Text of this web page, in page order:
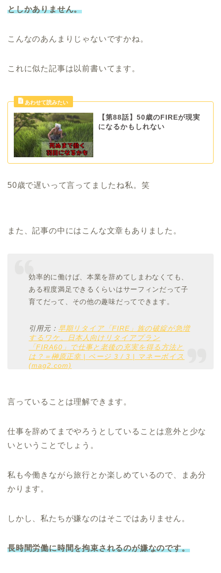
としかありません。
こんなのあんまりじゃないですかね。
これに似た記事は以前書いてます。
【第88話】50歳のFIREが現実
になるかもしれない
50歳で遅いって言ってましたね私。笑
また、記事の中にはこんな文章もありました。
効率的に働けば、本業を辞めてしまわなくても、
ある程度満足できるくらいはサーフィンだって子
育てだって、その他の趣味だってできます。
引用元： 早期リタイア「FIRE」族の破綻が急増
するワケ。日本人向けリタイアプラン
「FIRA60」で仕事と老後の充実を得る方法と
は？＝榊原正幸 | ページ 3 / 3 | マネーボイス
(mag2.com)
言っていることは理解できます。
仕事を辞めてまでやろうとしていることは意外と少な
いということでしょう。
私も今働きながら旅行とか楽しめているので、まあ分
かります。
しかし、私たちが嫌なのはそこではありません。
長時間労働に時間を拘束されるのが嫌なのです。